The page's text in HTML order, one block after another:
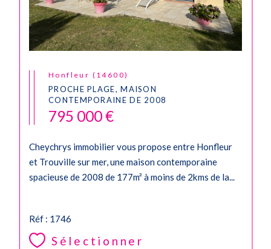
Honfleur (14600)
PROCHE PLAGE, MAISON
CONTEMPORAINE DE 2008
795 000 €
Cheychrys immobilier vous propose entre Honfleur
et Trouville sur mer, une maison contemporaine
spacieuse de 2008 de 177m² à moins de 2kms de la...
Réf : 1746
Sélectionner